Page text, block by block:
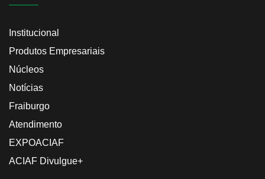
Institucional
Produtos Empresariais
Núcleos
Notícias
Fraiburgo
Atendimento
EXPOACIAF
ACIAF Divulgue+